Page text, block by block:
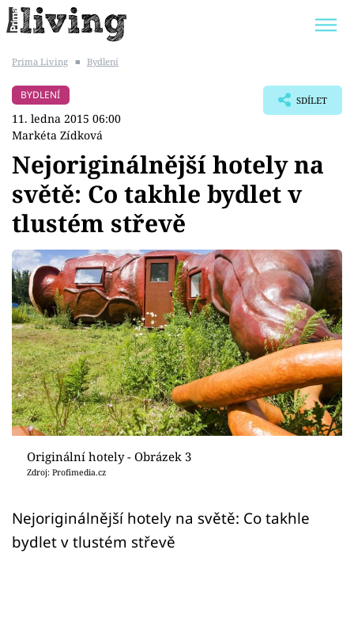
BYDLENÍ SLAVNÝCH
Témata
Bydlení
Zahrada
Design
Sledujte prima+
Přihlášení
Sledujte nás
Prima Living ■ Bydlení
BYDLENÍ
11. ledna 2015 06:00
Markéta Zídková
SDÍLET
Nejoriginálnější hotely na
světě: Co takhle bydlet v
tlustém střevě
Originální hotely - Obrázek 3
Zdroj: Profimedia.cz
Nejoriginálnější hotely na světě: Co takhle
bydlet v tlustém střevě